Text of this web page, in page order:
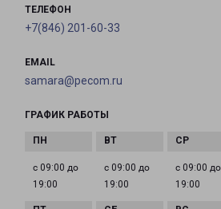
ТЕЛЕФОН
+7(846) 201-60-33
EMAIL
samara@pecom.ru
ГРАФИК РАБОТЫ
с 09:00 до
19:00
с 09:00 до
19:00
с 09:00 до
19:00